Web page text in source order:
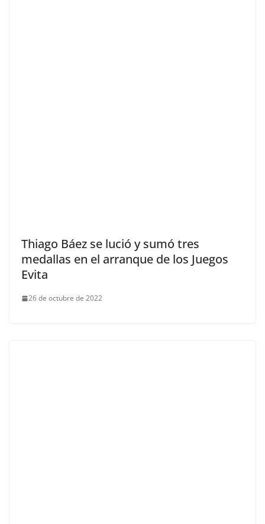
Thiago Báez se lució y sumó tres
medallas en el arranque de los Juegos
Evita
26 de octubre de 2022